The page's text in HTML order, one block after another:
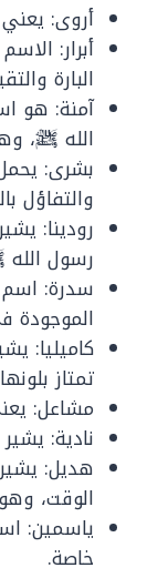
أروى: يعني
أبرار:
البارة
آمنة: هو
الله ﷺ،
بشرى:
والتفاؤل
رودينا:
رسول الله
سدرة: اسم
الموجودة
كاميليا:
تمتاز
مشاعل:
نادية:
هديل:
الوقت،
ياسمين:
خاصة.